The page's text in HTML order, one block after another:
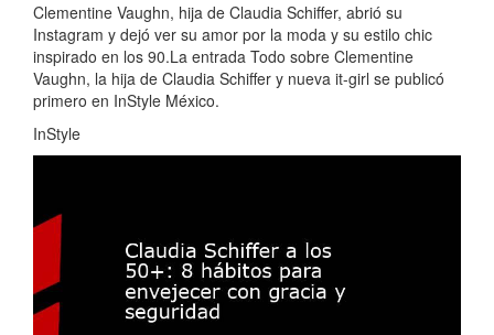
Clementine Vaughn, hija de Claudia Schiffer, abrió su
Instagram y dejó ver su amor por la moda y su estilo chic
inspirado en los 90.La entrada Todo sobre Clementine
Vaughn, la hija de Claudia Schiffer y nueva it-girl se publicó
primero en InStyle México.
InStyle